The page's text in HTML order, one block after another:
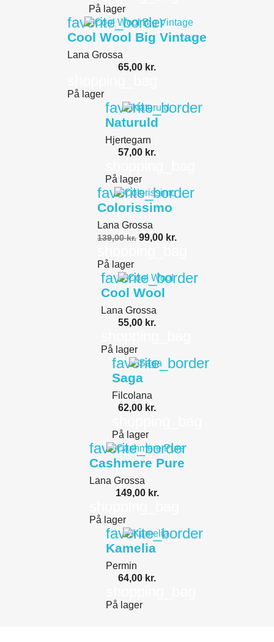
På lager
favorite_border
Cool Wool Big Vintage
Lana Grossa
65,00 kr.
På lager
favorite_border
Naturuld
Hjertegarn
57,00 kr.
På lager
favorite_border
Colorissimo
Lana Grossa
139,00 kr. 99,00 kr.
På lager
favorite_border
Cool Wool
Lana Grossa
55,00 kr.
På lager
favorite_border
Saga
Filcolana
62,00 kr.
På lager
favorite_border
Cashmere Pure
Lana Grossa
149,00 kr.
På lager
favorite_border
Kamelia
Permin
64,00 kr.
På lager